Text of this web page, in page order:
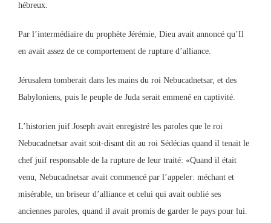
hébreux.
Par l’intermédiaire du prophète Jérémie, Dieu avait annoncé qu’Il
en avait assez de ce comportement de rupture d’alliance.
Jérusalem tomberait dans les mains du roi Nebucadnetsar, et des
Babyloniens, puis le peuple de Juda serait emmené en captivité.
L’historien juif Joseph avait enregistré les paroles que le roi
Nebucadnetsar avait soit-disant dit au roi Sédécias quand il tenait le
chef juif responsable de la rupture de leur traité: «Quand il était
venu, Nebucadnetsar avait commencé par l’appeler: méchant et
misérable, un briseur d’alliance et celui qui avait oublié ses
anciennes paroles, quand il avait promis de garder le pays pour lui.